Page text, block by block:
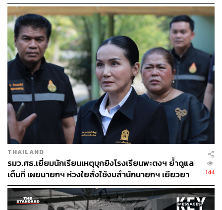
THAILAND
รมว.ศธ.เยี่ยมนักเรียนเหตุบุกยิงโรงเรียนพะตงฯ ย้ำดูแล
เต็มที่ เผยนายกฯ ห่วงใยสั่งใช้งบสำนักนายกฯ เยียวยา
ครอบครัว ผอ.ผู้เสียสละ
144